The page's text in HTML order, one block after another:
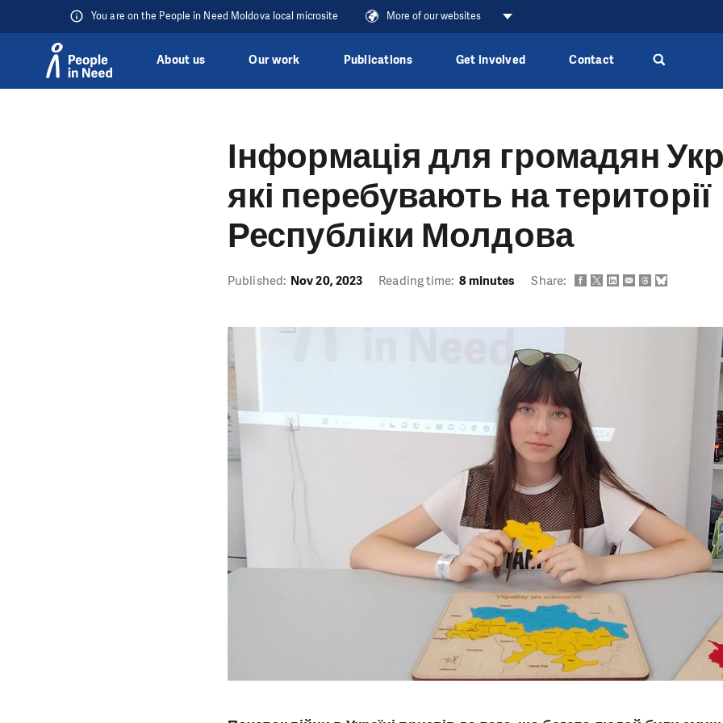
You are on the People in Need Moldova local microsite More of our websites
About us Our work Publications Get involved Contact
Інформація для громадян
які перебувають на території
Республіки Молдова
Published: Nov 20, 2023 Reading time: 8 minutes Share: